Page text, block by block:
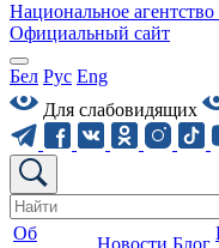
Национальное
Официальный сайт
Бел Рус Eng
Для слабовидящих
Об
Новости Блог